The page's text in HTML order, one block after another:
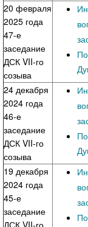
20 февраля
2025 года
47-е
заседание
ДСК VII-го
созыва
24 декабря
2024 года
46-е
заседание
ДСК VII-го
созыва
19 декабря
2024 года
45-е
заседание
ДСК VII-го